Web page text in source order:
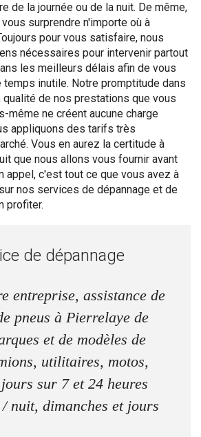
de la journée ou de la nuit. De même,
surprendre n'importe où à
pour vous satisfaire, nous
nécessaires pour intervenir partout
les meilleurs délais afin de vous
inutile. Notre promptitude dans
qualité de nos prestations que vous
même ne créent aucune charge
appliquons des tarifs très
Vous en aurez la certitude à
que nous allons vous fournir avant
appel, c'est tout ce que vous avez à
nos services de dépannage et de
profiter.
de dépannage
entreprise, assistance de
pneus à Pierrelaye de
et de modèles de
utilitaires, motos,
sur 7 et 24 heures
nuit, dimanches et jours